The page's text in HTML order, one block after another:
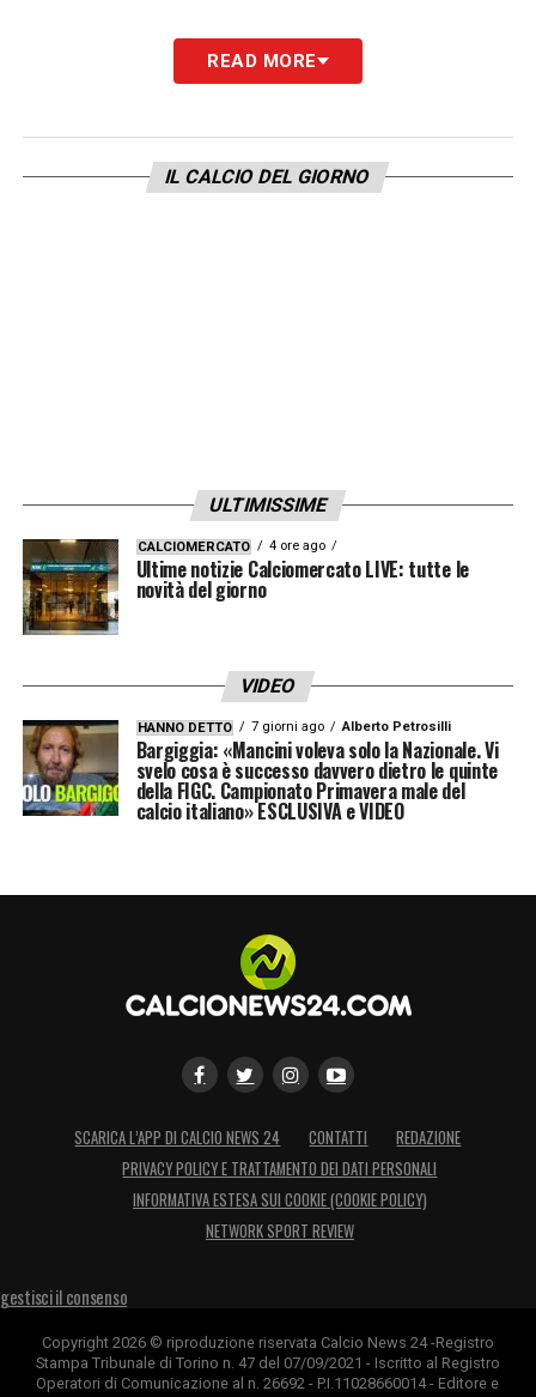
, oltre al nome c’è il pacchetto
di richieste della Serie A
L’assemblea di oggi, però, non servirà
soltanto a indicare un candidato. SecondoLa
la revisione deldivieto di pubblicità del
bettingintrodotto dal Decreto Dignità. Su
questo terreno, però, non mancano le
resistenze politiche. Nelle ultime ore il
preferire “qualche volto nuovo” rispetto a
Malagò, segnale di una freddezza che
potrebbe pesare nel dialogo istituzionale
successivo. In ogni caso, laSerie A
giugno con il massimo peso possibile.
READ MORE
IL CALCIO DEL GIORNO
ULTIMISSIME
CALCIOMERCATO 4 ore ago
Ultime notizie Calciomercato LIVE: tutte le
novità del giorno
VIDEO
HANNO DETTO 7 giorni ago Alberto Petrosilli
Bargiggia: «Mancini voleva solo la Nazionale. Vi
svelo cosa è successo davvero dietro le quinte
della FIGC. Campionato Primavera male del
calcio italiano» ESCLUSIVA e VIDEO
SCARICA L’APP DI CALCIO NEWS 24 CONTATTI
REDAZIONE
PRIVACY POLICY E TRATTAMENTO DEI DATI PERSONALI
INFORMATIVA ESTESA SUI COOKIE (COOKIE POLICY)
NETWORK SPORT REVIEW
gestisci il consenso
Copyright 2026 © riproduzione riservata Calcio News 24 -Registro
Stampa Tribunale di Torino n. 47 del 07/09/2021 - Iscritto al Registro
Operatori di Comunicazione al n. 26692 - P.I.11028660014 - Editore e